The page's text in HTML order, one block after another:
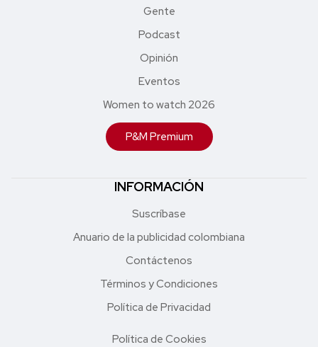
Gente
Podcast
Opinión
Eventos
Women to watch 2026
P&M Premium
INFORMACIÓN
Suscríbase
Anuario de la publicidad colombiana
Contáctenos
Términos y Condiciones
Política de Privacidad
Política de Cookies